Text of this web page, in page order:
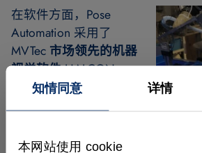
知情同意 详情
本网站使用 cookie
在软件方面，Pose
Automation 采用了
MVTec 市场领先的机器
视觉软件HALCON。
“我们因此得以为客户
Pose 表示。该应用中集成的软件